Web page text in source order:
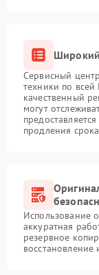
Широкий
Сервисный
техники по всей
качественный
могут
продления
Использование
аккуратная
резервное